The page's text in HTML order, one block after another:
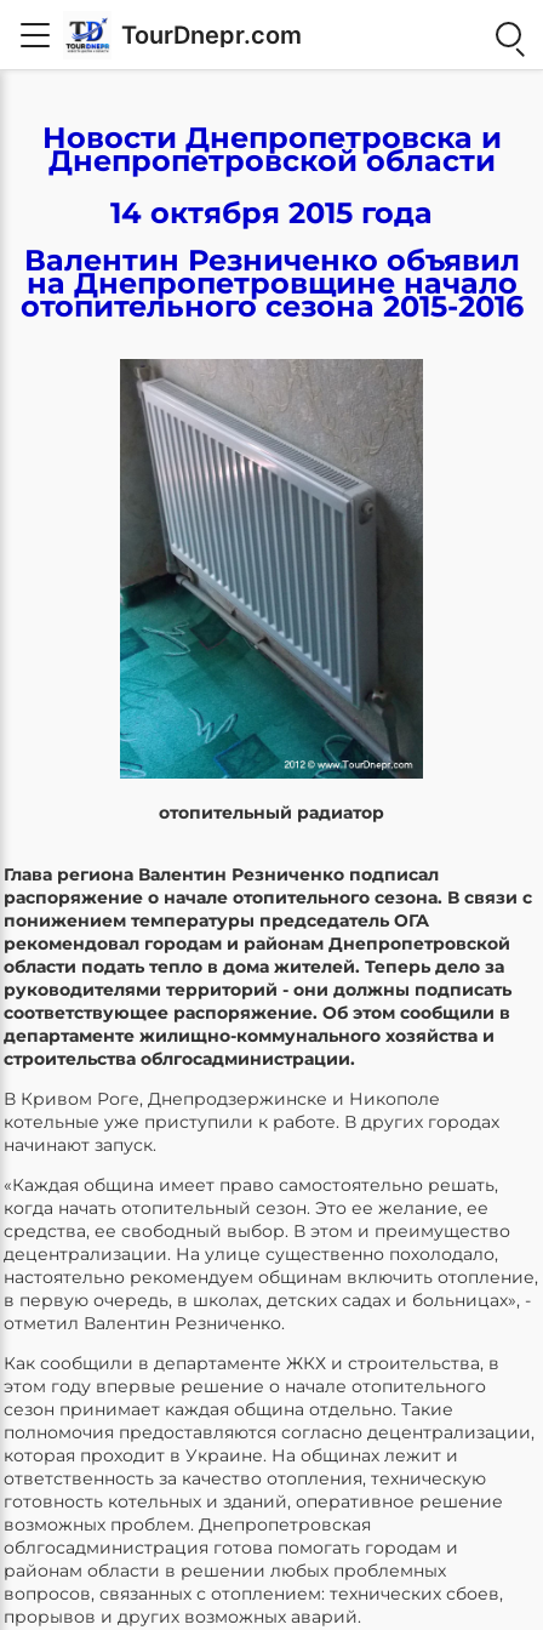
TourDnepr.com
Новости Днепропетровска и
Днепропетровской области
14 октября 2015 года
Валентин Резниченко объявил
на Днепропетровщине начало
отопительного сезона 2015-2016
отопительный радиатор
Глава региона Валентин Резниченко подписал
распоряжение о начале отопительного сезона. В связи с
понижением температуры председатель ОГА
рекомендовал городам и районам Днепропетровской
области подать тепло в дома жителей. Теперь дело за
руководителями территорий - они должны подписать
соответствующее распоряжение. Об этом сообщили в
департаменте жилищно-коммунального хозяйства и
строительства облгосадминистрации.
В Кривом Роге, Днепродзержинске и Никополе
котельные уже приступили к работе. В других городах
начинают запуск.
«Каждая община имеет право самостоятельно решать,
когда начать отопительный сезон. Это ее желание, ее
средства, ее свободный выбор. В этом и преимущество
децентрализации. На улице существенно похолодало,
настоятельно рекомендуем общинам включить отопление,
в первую очередь, в школах, детских садах и больницах», -
отметил Валентин Резниченко.
Как сообщили в департаменте ЖКХ и строительства, в
этом году впервые решение о начале отопительного
сезон принимает каждая община отдельно. Такие
полномочия предоставляются согласно децентрализации,
которая проходит в Украине. На общинах лежит и
ответственность за качество отопления, техническую
готовность котельных и зданий, оперативное решение
возможных проблем. Днепропетровская
облгосадминистрация готова помогать городам и
районам области в решении любых проблемных
вопросов, связанных с отоплением: технических сбоев,
прорывов и других возможных аварий.